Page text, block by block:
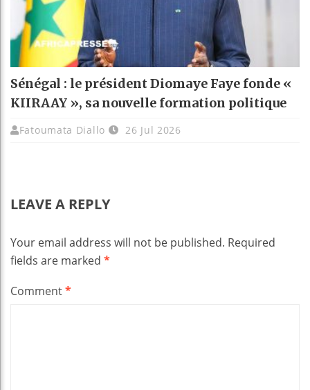
Sénégal : le président Diomaye Faye fonde «
KIIRAAY », sa nouvelle formation politique
Fatoumata Diallo 26 Jul 2026
LEAVE A REPLY
Your email address will not be published. Required
fields are marked *
Comment*